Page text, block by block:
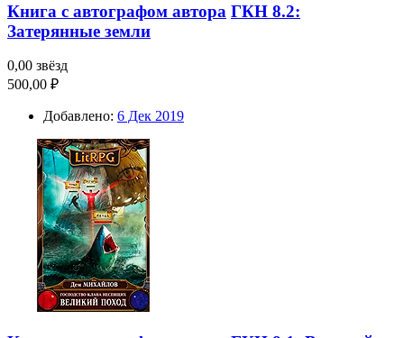
Книга с автографом автора ГКН 8.2:
Затерянные земли
0,00 звёзд
500,00 ₽
Добавлено: 6 Дек 2019